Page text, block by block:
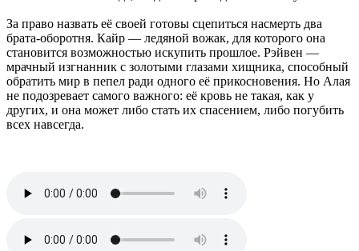
За право назвать её своей готовы сцепиться насмерть два
брата-оборотня. Кайр — ледяной вожак, для которого она
становится возможностью искупить прошлое. Рэйвен —
мрачный изгнанник с золотыми глазами хищника, способный
обратить мир в пепел ради одного её прикосновения. Но Алая
не подозревает самого важного: её кровь не такая, как у
других, и она может либо стать их спасением, либо погубить
всех навсегда.